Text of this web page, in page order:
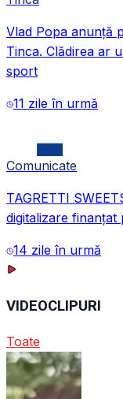
Vlad Popa anunță
Tinca. Clădirea ar
sport
11 zile în urmă
Comunicate
TAGRETTI
digitalizare finanțat
14 zile în urmă
VIDEOCLIPURI
Toate